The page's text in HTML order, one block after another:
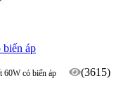
áp
(3615)
60W có biến áp